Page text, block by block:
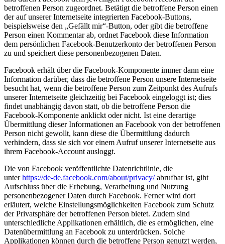
betroffenen Person zugeordnet. Betätigt die betroffene Person einen
der auf unserer Internetseite integrierten Facebook-Buttons,
beispielsweise den „Gefällt mir“-Button, oder gibt die betroffene
Person einen Kommentar ab, ordnet Facebook diese Information
dem persönlichen Facebook-Benutzerkonto der betroffenen Person
zu und speichert diese personenbezogenen Daten.
Facebook erhält über die Facebook-Komponente immer dann eine
Information darüber, dass die betroffene Person unsere Internetseite
besucht hat, wenn die betroffene Person zum Zeitpunkt des Aufrufs
unserer Internetseite gleichzeitig bei Facebook eingeloggt ist; dies
findet unabhängig davon statt, ob die betroffene Person die
Facebook-Komponente anklickt oder nicht. Ist eine derartige
Übermittlung dieser Informationen an Facebook von der betroffenen
Person nicht gewollt, kann diese die Übermittlung dadurch
verhindern, dass sie sich vor einem Aufruf unserer Internetseite aus
ihrem Facebook-Account ausloggt.
Die von Facebook veröffentlichte Datenrichtlinie, die
unterhttps://de-de.facebook.com/about/privacy/abrufbar ist, gibt
Aufschluss über die Erhebung, Verarbeitung und Nutzung
personenbezogener Daten durch Facebook. Ferner wird dort
erläutert, welche Einstellungsmöglichkeiten Facebook zum Schutz
der Privatsphäre der betroffenen Person bietet. Zudem sind
unterschiedliche Applikationen erhältlich, die es ermöglichen, eine
Datenübermittlung an Facebook zu unterdrücken. Solche
Applikationen können durch die betroffene Person genutzt werden,